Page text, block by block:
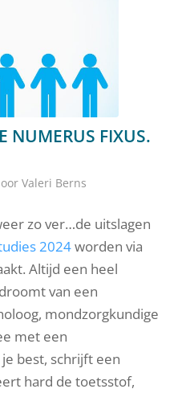
NUMERUS FIXUS.
Valeri Berns
zo ver…de uitslagen
2024worden via
Altijd een heel
van een
mondzorgkundige
met een
best, schrijft een
hard de toetsstof,